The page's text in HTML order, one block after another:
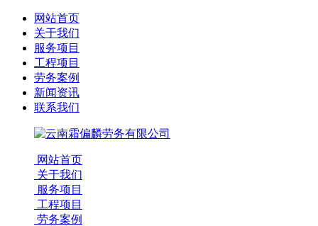
网站首页
关于我们
服务项目
工程项目
劳务案例
新闻资讯
联系我们
网站首页
关于我们
服务项目
工程项目
劳务案例